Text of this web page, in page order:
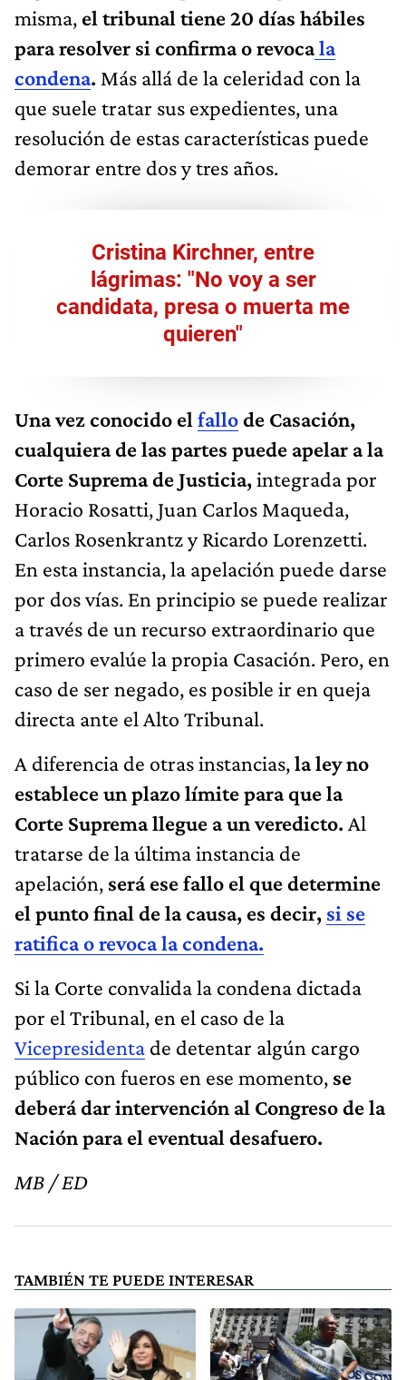
misma, el tribunal tiene 20 días hábiles
para resolver si confirma o revocala
condena. Más allá de la celeridad con la
que suele tratar sus expedientes, una
resolución de estas características puede
demorar entre dos y tres años.
Cristina Kirchner, entre
lágrimas: "No voy a ser
candidata, presa o muerta me
quieren"
Una vez conocido el fallode Casación,
cualquiera de las partes puede apelar a la
Corte Suprema de Justicia,integrada por
Horacio Rosatti, Juan Carlos Maqueda,
Carlos Rosenkrantz y Ricardo Lorenzetti.
En esta instancia, la apelación puede darse
por dos vías. En principio se puede realizar
a través de un recurso extraordinario que
primero evalúe la propia Casación. Pero, en
caso de ser negado, es posible ir en queja
directa ante el Alto Tribunal.
A diferencia de otras instancias,la ley no
establece un plazo límite para que la
Corte Suprema llegue a un veredicto. Al
tratarse de la última instancia de
apelación, será ese fallo el que determine
el punto final de la causa, es decir, si se
ratifica o revoca la condena.
Si la Corte convalida la condena dictada
por el Tribunal, en el caso de la
Vicepresidenta de detentar algún cargo
público con fueros en ese momento, se
deberá dar intervención al Congreso de la
Nación para el eventual desafuero.
MB / ED
TAMBIÉN TE PUEDE INTERESAR